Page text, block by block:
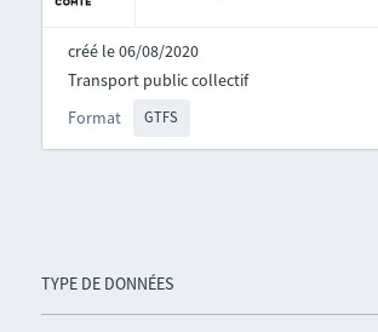
TYPE DE DONNÉES
créé le 06/08/2020
Format GTFS
Transport public collectif